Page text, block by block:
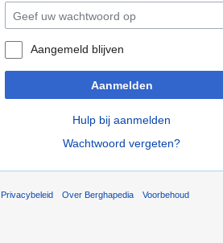
Aangemeld blijven
Aanmelden
Hulp bij aanmelden
Wachtwoord vergeten?
Privacybeleid Over Berghapedia Voorbehoud